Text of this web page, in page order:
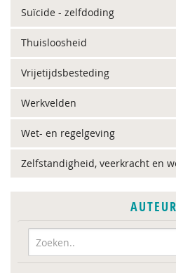
Suïcide - zelfdoding
Thuisloosheid
Vrijetijdsbesteding
Werkvelden
Wet- en regelgeving
Zelfstandigheid, veerkracht en